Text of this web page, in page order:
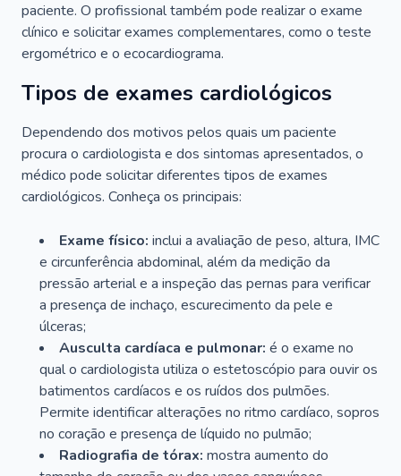
paciente. O profissional também pode realizar o exame
clínico e solicitar exames complementares, como o teste
ergométrico e o ecocardiograma.
Tipos de exames cardiológicos
Dependendo dos motivos pelos quais um paciente
procura o cardiologista e dos sintomas apresentados, o
médico pode solicitar diferentes tipos de exames
cardiológicos. Conheça os principais:
Exame físico: inclui a avaliação de peso, altura, IMC
e circunferência abdominal, além da medição da
pressão arterial e a inspeção das pernas para verificar
a presença de inchaço, escurecimento da pele e
úlceras;
Ausculta cardíaca e pulmonar: é o exame no
qual o cardiologista utiliza o estetoscópio para ouvir os
batimentos cardíacos e os ruídos dos pulmões.
Permite identificar alterações no ritmo cardíaco, sopros
no coração e presença de líquido no pulmão;
Radiografia de tórax: mostra aumento do